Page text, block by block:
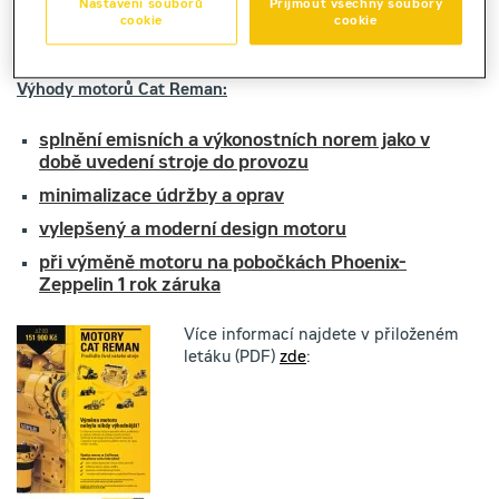
Výhody motorů Cat Reman:
splnění emisních a výkonostních norem jako v
době uvedení stroje do provozu
minimalizace údržby a oprav
vylepšený a moderní design motoru
při výměně motoru na pobočkách Phoenix-
Zeppelin 1 rok záruka
Více informací najdete v přiloženém
letáku (PDF) zde:
Přijmout všechny soubory
cookie
Nastavení souborů
cookie